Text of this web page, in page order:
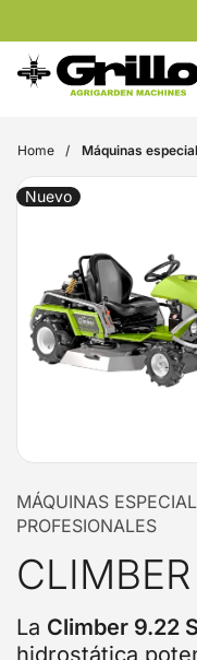
Home Máquinas
Nuevo
MÁQUINAS
PROFESIONALES
La Climber 9.22 S
hidrostática